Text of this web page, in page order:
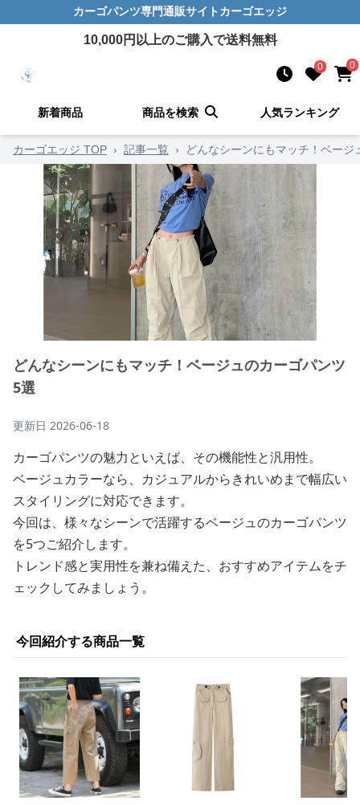
カーゴパンツ専門通販サイト カーゴエッジ
10,000円以上のご購入で送料無料
0 0
新着商品 商品を検索 人気ランキング
カーゴエッジ TOP › 記事一覧 › どんなシーンにもマッチ！ベージ
どんなシーンにもマッチ！ベージュのカーゴパンツ
5選
更新日 2026-06-18
カーゴパンツの魅力といえば、その機能性と汎用性。
ベージュカラーなら、カジュアルからきれいめまで幅広い
スタイリングに対応できます。
今回は、様々なシーンで活躍するベージュのカーゴパンツ
を5つご紹介します。
トレンド感と実用性を兼ね備えた、おすすめアイテムをチ
ェックしてみましょう。
今回紹介する商品一覧